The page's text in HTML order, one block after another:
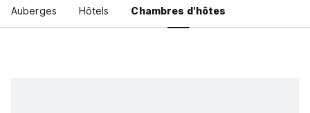
Auberges Hôtels Chambres d'hôtes